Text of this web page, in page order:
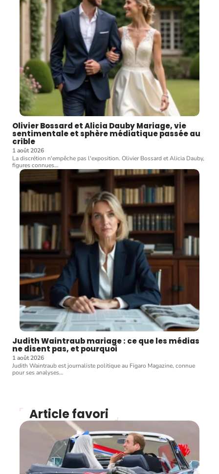
Olivier Bossard et Alicia Dauby Mariage, vie
sentimentale et sphère médiatique passée au
crible
1 août 2026
La discrétion n'empêche pas l'exposition. Olivier Bossard et Alicia Dauby,
figures connues…
Judith Waintraub mariage : ce que les médias
ne disent pas, et pourquoi
1 août 2026
Judith Waintraub est journaliste politique au Figaro Magazine, connue
pour ses analyses…
Article favori